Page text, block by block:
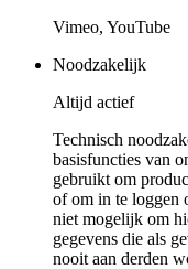
Vimeo, YouTube
Noodzakelijk
Altijd actief
Technisch
basisfuncties van
gebruikt om
of om in te loggen
niet mogelijk om
gegevens die als
nooit aan derden